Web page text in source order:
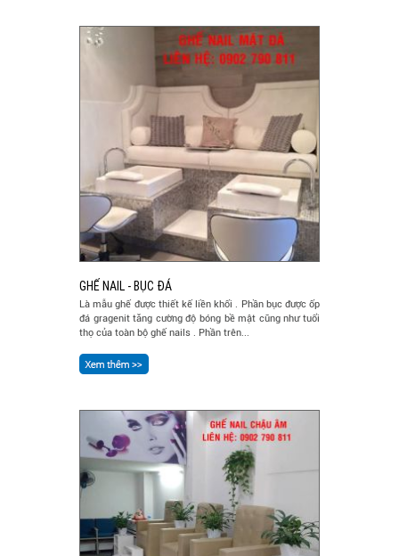
GHẾ NAIL - BỤC ĐÁ
Là mẫu ghế được thiết kế liền khối . Phần bục được ốp
đá gragenit tăng cường độ bóng bề mật cũng như tuổi
thọ của toàn bộ ghế nails . Phần trên...